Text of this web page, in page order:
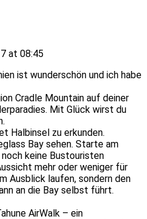
at 08:45
ist wunderschön und ich habe
Cradle Mountain auf deiner
Mit Glück wirst du
Halbinsel zu erkunden.
Bay sehen. Starte am
keine Bustouristen
mehr oder weniger für
Ausblick laufen, sondern den
an die Bay selbst führt.
AirWalk – ein